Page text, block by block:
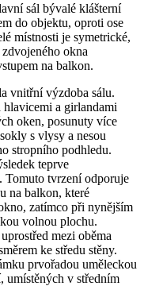
sál bývalé klášterní
do objektu, oproti ose
místnosti je symetrické,
okna
na balkon.
vnitřní výzdoba sálu.
a girlandami
oken, posunuty více
s vlysy a nesou
stropního podhledu.
teprve
tvrzení odporuje
na balkon, které
zatímco při nynějším
volnou plochu.
mezi oběma
ke středu stěny.
prvořadou uměleckou
v středním